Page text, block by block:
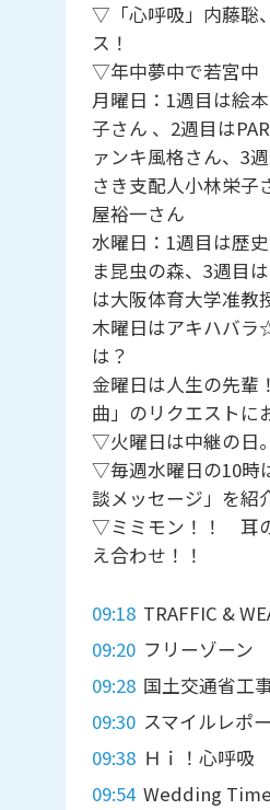
▽「心呼吸」内藤聡
ス！
▽年中夢中で若宮中
月曜日：1週目は絵
子さん 、2週目は
ァンキ風格さん、3
さき支配人小林栄子
屋裕一さん
水曜日：1週目は歴
ま昆虫の森、3週目
は大阪体育大学准教
木曜日はアキハバ
は？
金曜日は人生の先輩
曲」のリクエストに
▽火曜日は中継の日
▽毎週水曜日の10時
談メッセージ」を紹
▽ミミモン！！ 耳
え合わせ！！
09:18 TRAFFIC &
09:20 フリーゾーン
09:28 国土交通省工
09:30 スマイルレポ
09:38 Ｈｉ！心呼吸
09:54 Wedding Time